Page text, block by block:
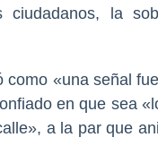
ciudadanos, la
como «una señal
en que sea
a la par que